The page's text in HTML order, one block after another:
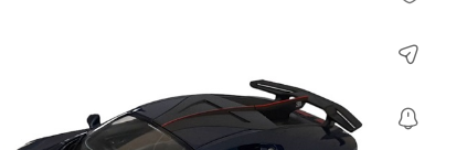
مسواک و خمیر دندان کودک
لوازم حمام نوزاد
لوازم اتاق نوزاد و کودک